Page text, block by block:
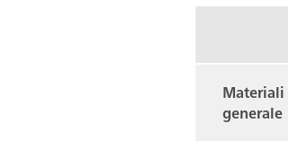
generale